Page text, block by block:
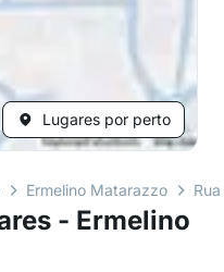
Lugares por perto
Ermelino Matarazzo
- Ermelino